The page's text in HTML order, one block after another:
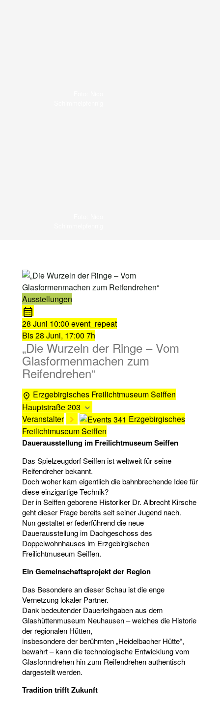
Ausstellungen
28 Juni 10:00 event_repeat
Bis28 Juni, 17:00 7h
„Die Wurzeln der Ringe – Vom
Glasformenmachen zum
Reifendrehen“
Erzgebirgisches Freilichtmuseum Seiffen
Hauptstraße 203
Veranstalter
Erzgebirgisches
Freilichtmuseum Seiffen
Dauerausstellung im Freilichtmuseum Seiffen
Das Spielzeugdorf Seiffen ist weltweit für seine
Reifendreher bekannt.
Doch woher kam eigentlich die bahnbrechende Idee für
diese einzigartige Technik?
Der in Seiffen geborene Historiker Dr. Albrecht Kirsche
geht dieser Frage bereits seit seiner Jugend nach.
Nun gestaltet er federführend die neue
Dauerausstellung im Dachgeschoss des
Doppelwohnhauses im Erzgebirgischen
Freilichtmuseum Seiffen.
Ein Gemeinschaftsprojekt der Region
Das Besondere an dieser Schau ist die enge
Vernetzung lokaler Partner.
Dank bedeutender Dauerleihgaben aus dem
Glashüttenmuseum Neuhausen – welches die Historie
der regionalen Hütten,
insbesondere der berühmten „Heidelbacher Hütte“,
bewahrt – kann die technologische Entwicklung vom
Glasformdrehen hin zum Reifendrehen authentisch
dargestellt werden.
Tradition trifft Zukunft